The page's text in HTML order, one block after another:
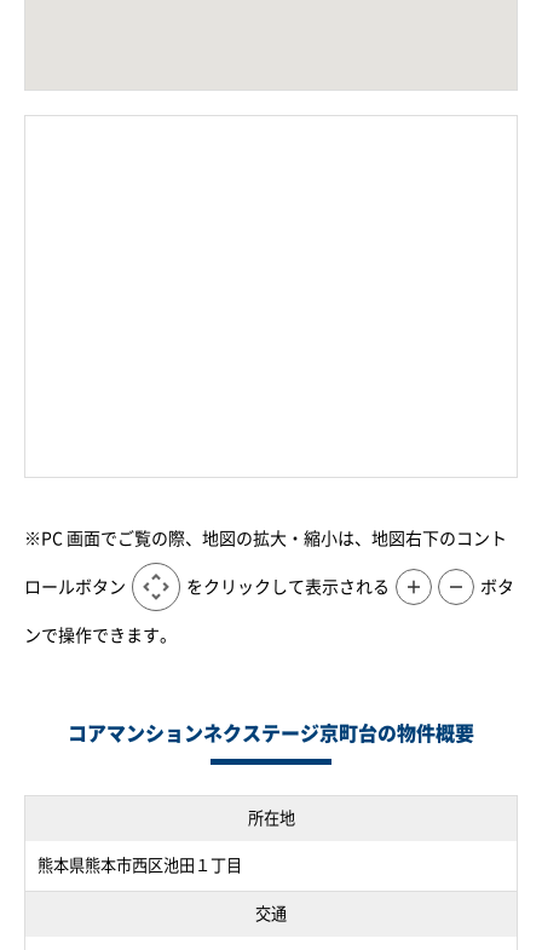
※PC 画面でご覧の際、地図の拡大・縮小は、地図右下のコント
ロールボタン をクリックして表示される ＋ － ボタ
ンで操作できます。
コアマンションネクステージ京町台の物件概要
所在地
熊本県熊本市西区池田１丁目
交通